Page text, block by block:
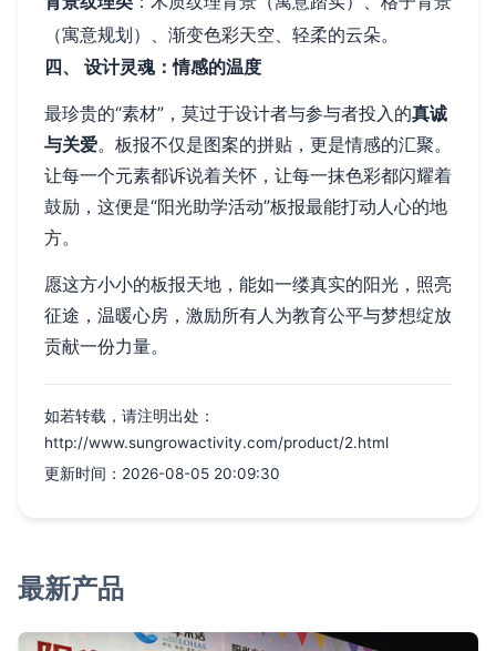
（寓意规划）、渐变色彩天空、轻柔的云朵。
四、 设计灵魂：情感的温度
最珍贵的“素材”，莫过于设计者与参与者投入的真诚
与关爱。板报不仅是图案的拼贴，更是情感的汇聚。
让每一个元素都诉说着关怀，让每一抹色彩都闪耀着
鼓励，这便是“阳光助学活动”板报最能打动人心的地
方。
愿这方小小的板报天地，能如一缕真实的阳光，照亮
征途，温暖心房，激励所有人为教育公平与梦想绽放
贡献一份力量。
如若转载，请注明出处：
http://www.sungrowactivity.com/product/2.html
更新时间：2026-08-05 20:09:30
最新产品